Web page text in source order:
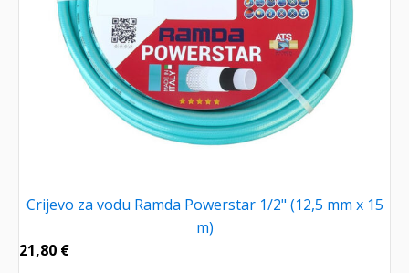
Crijevo za vodu Ramda Powerstar 1/2" (12,5 mm x 15
m)
21,80 €